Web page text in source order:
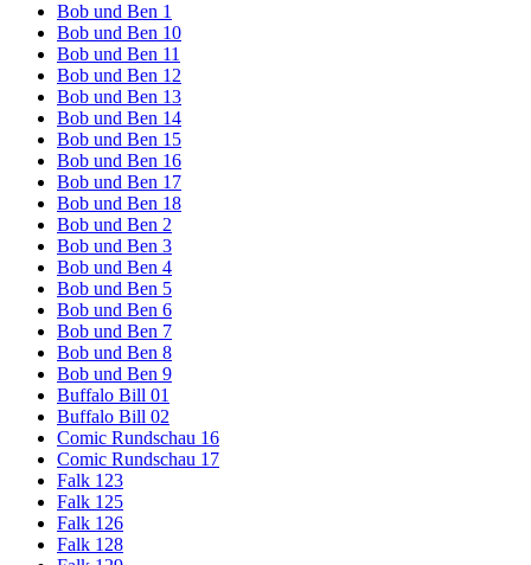
Bob und Ben 1
Bob und Ben 10
Bob und Ben 11
Bob und Ben 12
Bob und Ben 13
Bob und Ben 14
Bob und Ben 15
Bob und Ben 16
Bob und Ben 17
Bob und Ben 18
Bob und Ben 2
Bob und Ben 3
Bob und Ben 4
Bob und Ben 5
Bob und Ben 6
Bob und Ben 7
Bob und Ben 8
Bob und Ben 9
Buffalo Bill 01
Buffalo Bill 02
Comic Rundschau 16
Comic Rundschau 17
Falk 123
Falk 125
Falk 126
Falk 128